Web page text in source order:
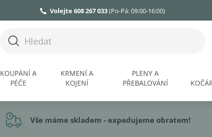
Volejte 608 267 033(Po-Pá: 09:00-16:00)
KOUPÁNÍ A
PÉČE
KRMENÍ A
KOJENÍ
PLENY A
PŘEBALOVÁNÍ
Vše máme skladem - expedujeme obratem!